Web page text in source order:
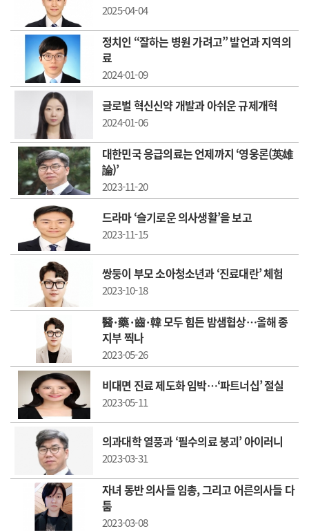
2025-04-04
정치인 “잘하는 병원 가려고” 발언과 지역의
료
2024-01-09
글로벌 혁신신약 개발과 아쉬운 규제개혁
2024-01-06
대한민국 응급의료는 언제까지 ‘영웅론(英雄
論)’
2023-11-20
드라마 ‘슬기로운 의사생활’을 보고
2023-11-15
쌍둥이 부모 소아청소년과 ‘진료대란’ 체험
2023-10-18
醫·藥·齒·韓 모두 힘든 밤샘협상…올해 종
지부 찍나
2023-05-26
비대면 진료 제도화 임박…‘파트너십’ 절실
2023-05-11
의과대학 열풍과 ‘필수의료 붕괴’ 아이러니
2023-03-31
자녀 동반 의사들 임총, 그리고 어른의사들 다
툼
2023-03-08